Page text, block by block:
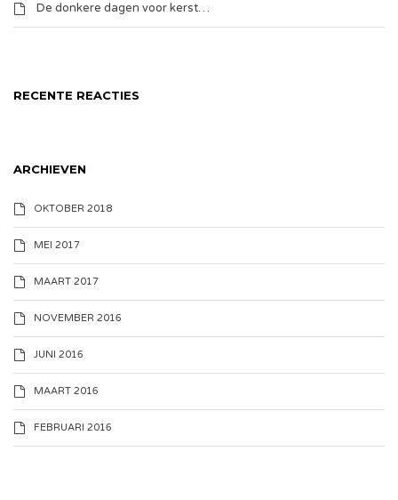
De donkere dagen voor kerst…
RECENTE REACTIES
ARCHIEVEN
OKTOBER 2018
MEI 2017
MAART 2017
NOVEMBER 2016
JUNI 2016
MAART 2016
FEBRUARI 2016